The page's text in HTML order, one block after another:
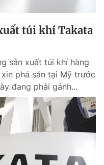
túi khí Takata
sản xuất túi khí hàng
phá sản tại Mỹ trước
đang phải gánh...